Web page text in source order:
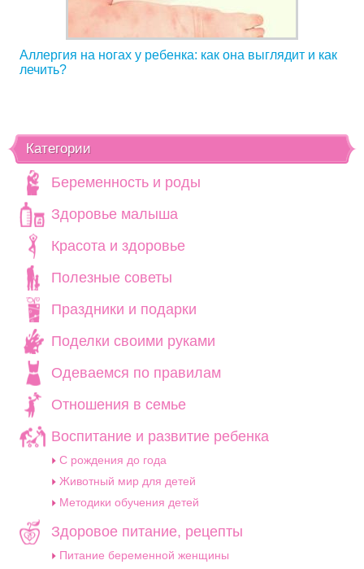
Аллергия на ногах у ребенка: как она выглядит и как
лечить?
Категории
Беременность и роды
Здоровье малыша
Красота и здоровье
Полезные советы
Праздники и подарки
Поделки своими руками
Одеваемся по правилам
Отношения в семье
Воспитание и развитие ребенка
C рождения до года
Животный мир для детей
Методики обучения детей
Здоровое питание, рецепты
Питание беременной женщины